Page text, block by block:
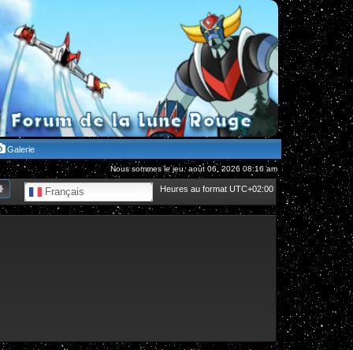
Galerie
Nous sommes le jeu. août 06, 2026 08:16 am
Heures au format UTC+02:00
Français
Recherche avancée